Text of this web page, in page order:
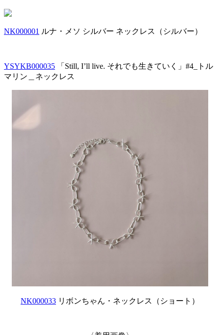
NK000001 ルナ・メソ シルバー ネックレス（シルバー）
YSYKB000035 「Still, I’ll live. それでも生きていく」#4_トル
マリン＿ネックレス
NK000033 リボンちゃん・ネックレス（ショート）